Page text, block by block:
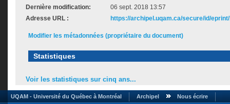
Dernière modification:
06 sept. 2018 13:57
Adresse URL :
https://archipel.uqam.ca/secure/id/
Modifier les métadonnées (propriétaire du document)
Statistiques
Voir les statistiques sur cinq ans...
UQAM - Université du Québec à Montréal Archipel Nous écrire